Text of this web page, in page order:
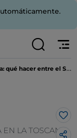
Carro de Florencia y las tradiciones regionales
EN LA TOSCANA
Me